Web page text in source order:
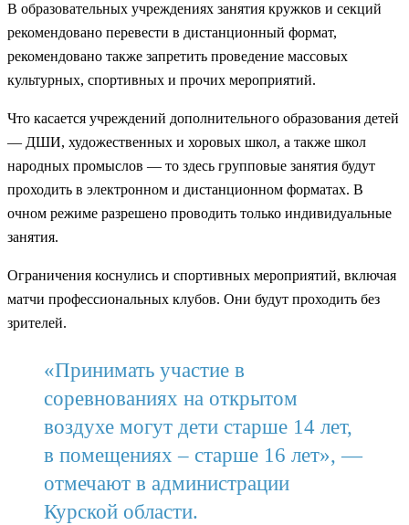
В образовательных учреждениях занятия кружков и секций
рекомендовано перевести в дистанционный формат,
рекомендовано также запретить проведение массовых
культурных, спортивных и прочих мероприятий.
Что касается учреждений дополнительного образования детей
— ДШИ, художественных и хоровых школ, а также школ
народных промыслов — то здесь групповые занятия будут
проходить в электронном и дистанционном форматах. В
очном режиме разрешено проводить только индивидуальные
занятия.
Ограничения коснулись и спортивных мероприятий, включая
матчи профессиональных клубов. Они будут проходить без
зрителей.
«Принимать участие в
соревнованиях на открытом
воздухе могут дети старше 14 лет,
в помещениях – старше 16 лет», —
отмечают в администрации
Курской области.